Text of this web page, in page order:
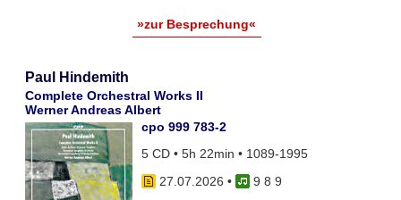
»zur Besprechung«
Paul Hindemith
Complete Orchestral Works II
Werner Andreas Albert
cpo 999 783-2
5 CD • 5h 22min • 1089-1995
27.07.2026 •
9 8 9